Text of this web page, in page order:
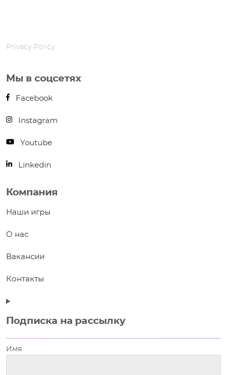
Privacy Policy
Мы в соцсетях
Facebook
Instagram
Youtube
Linkedin
Компания
Наши игры
О нас
Вакансии
Контакты
Подписка на рассылку
Имя